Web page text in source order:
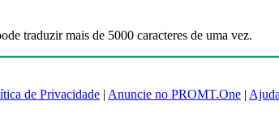
traduzir mais de 5000 caracteres de uma vez.
de Privacidade | Anuncie no PROMT.One | Ajuda